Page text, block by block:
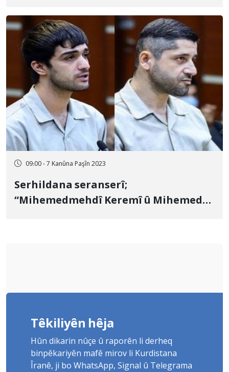
09:00 - 7 Kanûna Paşîn 2023
Serhildana seranserî;
“Mihemedmehdî Keremî û Mihemed
Têkiliyên hêja
Hûn dikarin nûçe û raporên li derheq
binpêkariyên mafê mirov li Kurdistana
Îranê, ji bo WhatsApp, Signal û Telegrama